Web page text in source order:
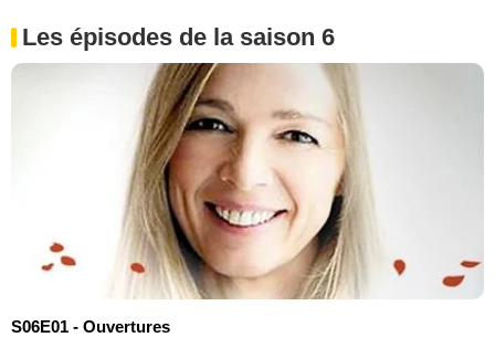
Les épisodes de la saison 6
S06E01 - Ouvertures